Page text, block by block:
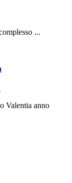
...
Valentia anno